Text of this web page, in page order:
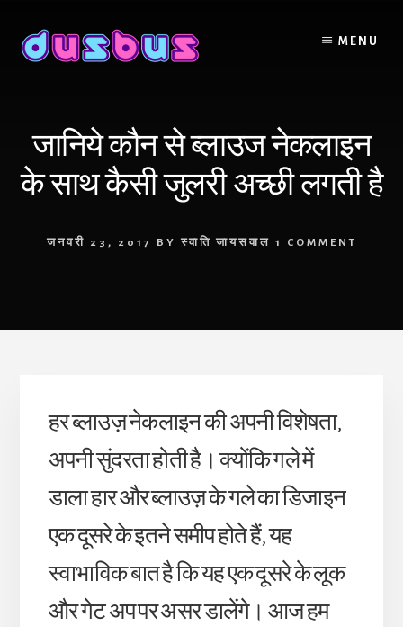
content
MENU
जानिये कौन से ब्लाउज नेकलाइन
के साथ कैसी जुलरी अच्छी लगती है
जनवरी 23, 2017 BYस्वाति जायसवाल 1 COMMENT
हर ब्लाउज़ नेकलाइन की अपनी विशेषता,
अपनी सुंदरता होती है। क्योंकि गले में
डाला हार और ब्लाउज़ के गले का डिजाइन
एक दूसरे के इतने समीप होते हैं, यह
स्वाभाविक बात है कि यह एक दूसरे के लूक
और गेट अप पर असर डालेंगे। आज हम